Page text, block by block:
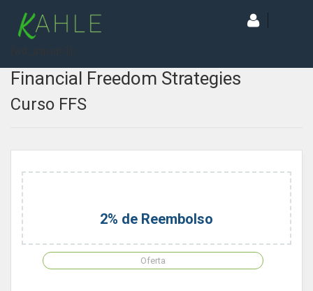
Financial Freedom Strategies
Curso FFS
2% de Reembolso
Oferta